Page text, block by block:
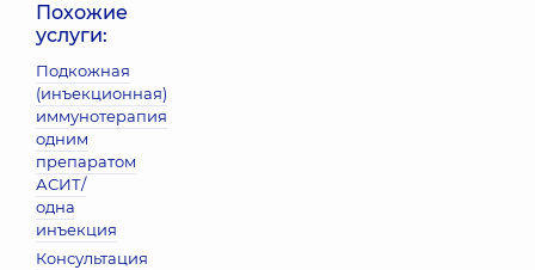
Похожие
услуги:
Подкожная
(инъекционная)
иммунотерапия
одним
препаратом
АСИТ/
одна
инъекция
Консультация